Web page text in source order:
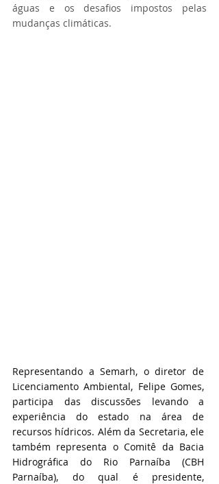
águas e os desafios impostos pelas
mudanças climáticas.
Representando a Semarh, o diretor de
Licenciamento Ambiental, Felipe Gomes,
participa das discussões levando a
experiência do estado na área de
recursos hídricos. Além da Secretaria, ele
também representa o Comitê da Bacia
Hidrográfica do Rio Parnaíba (CBH
Parnaíba), do qual é presidente,